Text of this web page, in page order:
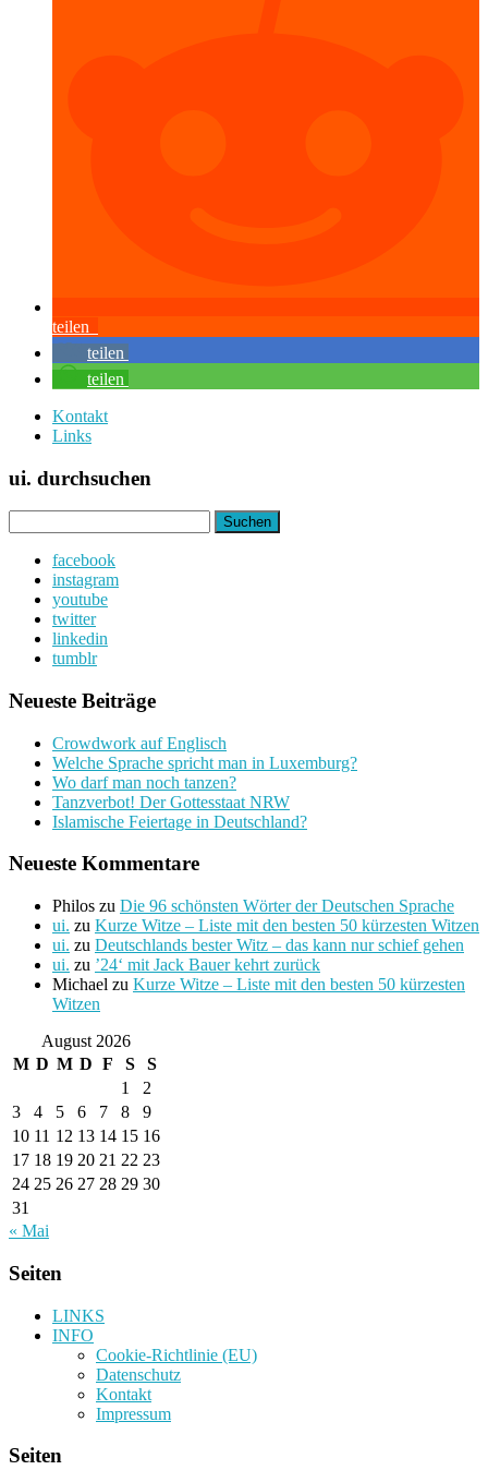
teilen
teilen
teilen
Kontakt
Links
ui. durchsuchen
nach:
facebook
instagram
youtube
twitter
linkedin
tumblr
Neueste Beiträge
Crowdwork auf Englisch
Welche Sprache spricht man in Luxemburg?
Wo darf man noch tanzen?
Tanzverbot! Der Gottesstaat NRW
Islamische Feiertage in Deutschland?
Neueste Kommentare
Philos zu Die 96 schönsten Wörter der Deutschen Sprache
ui. zu Kurze Witze – Liste mit den besten 50 kürzesten Witzen
ui. zu Deutschlands bester Witz – das kann nur schief gehen
ui. zu ’24‘ mit Jack Bauer kehrt zurück
Michael zu Kurze Witze – Liste mit den besten 50 kürzesten
Witzen
August 2026
M D M D F S
S
1
2
3
4 5 6 7 8
9
10 11 12 13 14 15 16
17 18 19 20 21 22 23
24 25 26 27 28 29 30
31
« Mai
Seiten
LINKS
INFO
Cookie-Richtlinie (EU)
Datenschutz
Kontakt
Impressum
Seiten